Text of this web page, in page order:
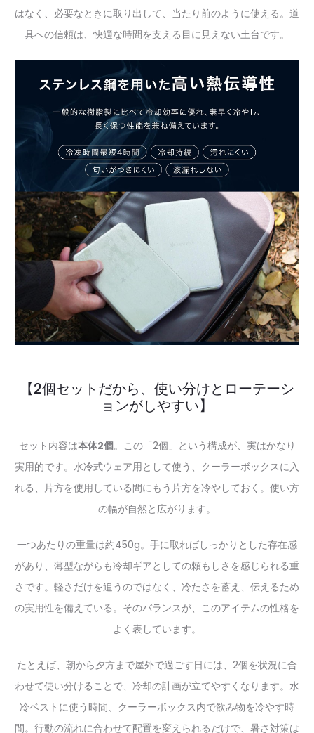
はなく、必要なときに取り出して、当たり前のように使える。道
具への信頼は、快適な時間を支える目に見えない土台です。
【2個セットだから、使い分けとローテーシ
ョンがしやすい】
セット内容は本体2個。この「2個」という構成が、実はかなり
実用的です。水冷式ウェア用として使う、クーラーボックスに入
れる、片方を使用している間にもう片方を冷やしておく。使い方
の幅が自然と広がります。
一つあたりの重量は約450g。手に取ればしっかりとした存在感
があり、薄型ながらも冷却ギアとしての頼もしさを感じられる重
さです。軽さだけを追うのではなく、冷たさを蓄え、伝えるため
の実用性を備えている。そのバランスが、このアイテムの性格を
よく表しています。
たとえば、朝から夕方まで屋外で過ごす日には、2個を状況に合
わせて使い分けることで、冷却の計画が立てやすくなります。水
冷ベストに使う時間、クーラーボックス内で飲み物を冷やす時
間。行動の流れに合わせて配置を変えられるだけで、暑さ対策は